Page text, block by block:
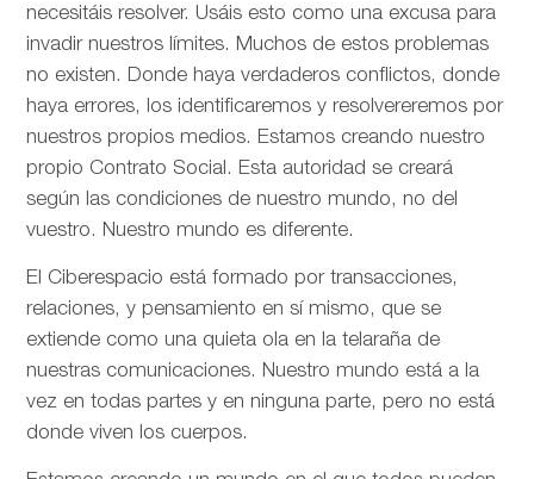
necesitáis resolver. Usáis esto como una excusa para
invadir nuestros límites. Muchos de estos problemas
no existen. Donde haya verdaderos conflictos, donde
haya errores, los identificaremos y resolvereremos por
nuestros propios medios. Estamos creando nuestro
propio Contrato Social. Esta autoridad se creará
según las condiciones de nuestro mundo, no del
vuestro. Nuestro mundo es diferente.
El Ciberespacio está formado por transacciones,
relaciones, y pensamiento en sí mismo, que se
extiende como una quieta ola en la telaraña de
nuestras comunicaciones. Nuestro mundo está a la
vez en todas partes y en ninguna parte, pero no está
donde viven los cuerpos.